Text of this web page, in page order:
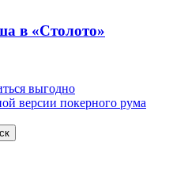
в «Столото»
выгодно
версии покерного рума